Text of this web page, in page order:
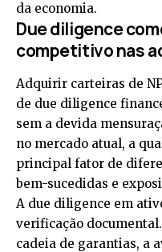
da economia.
Due diligence
competitivo nas
Adquirir carteiras de
de due diligence
sem a devida
no mercado atual, a
principal fator de
bem-sucedidas e
A due diligence em
verificação
cadeia de garantias, a